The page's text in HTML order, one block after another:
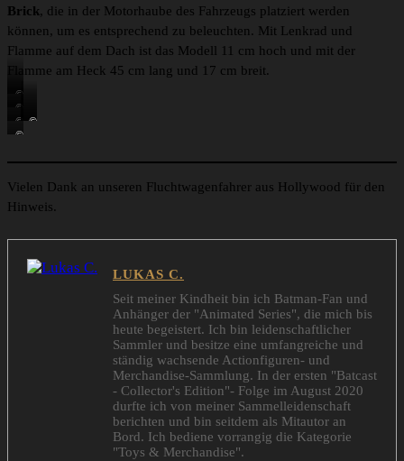
Brick, die in der Motorhaube des Fahrzeugs platziert werden
können, um es entsprechend zu beleuchten. Mit Lenkrad und
Flamme auf dem Dach ist das Modell 11 cm hoch und mit der
Flamme am Heck 45 cm lang und 17 cm breit.
©
L
O
©
L
©
L
O
©
O
©
O
©
E
G
Vielen Dank an unseren Fluchtwagenfahrer aus Hollywood für den
Hinweis.
LUKAS C.
Seit meiner Kindheit bin ich Batman-Fan und
Anhänger der "Animated Series", die mich bis
heute begeistert. Ich bin leidenschaftlicher
Sammler und besitze eine umfangreiche und
ständig wachsende Actionfiguren- und
Merchandise-Sammlung. In der ersten "Batcast
- Collector's Edition"- Folge im August 2020
durfte ich von meiner Sammelleidenschaft
berichten und bin seitdem als Mitautor an
Bord. Ich bediene vorrangig die Kategorie
"Toys & Merchandise".